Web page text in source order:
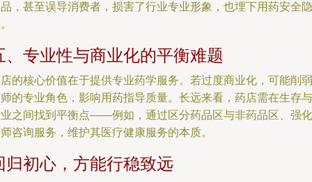
，甚至误导消费者，损害了行业专业形象，也埋下用药安全隐
、专业性与商业化的平衡难题
的核心价值在于提供专业药学服务。若过度商业化，可能削弱
的专业角色，影响用药指导质量。长远来看，药店需在生存与
之间找到平衡点——例如，通过区分药品区与非药品区、强化
咨询服务，维护其医疗健康服务的本质。
归初心，方能行稳致远